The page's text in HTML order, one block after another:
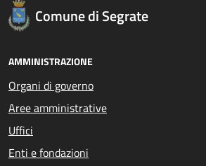
Comune di Segrate
AMMINISTRAZIONE
Organi di governo
Aree amministrative
Uffici
Enti e fondazioni